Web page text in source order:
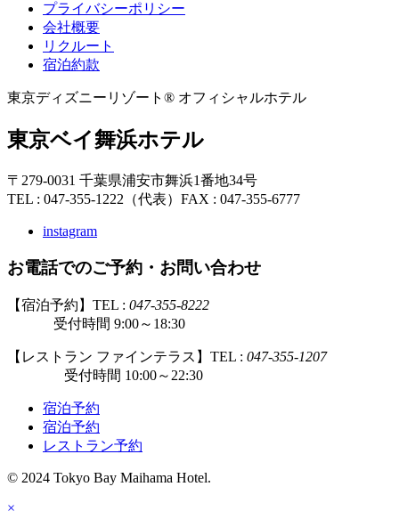
プライバシーポリシー
会社概要
リクルート
宿泊約款
東京ディズニーリゾート® オフィシャルホテル
東京ベイ舞浜ホテル
〒279-0031 千葉県浦安市舞浜1番地34号
TEL : 047-355-1222（代表） FAX : 047-355-6777
instagram
お電話でのご予約・お問い合わせ
【宿泊予約】TEL : 047-355-8222
受付時間 9:00～18:30
【レストラン ファインテラス】TEL : 047-355-1207
受付時間 10:00～22:30
宿泊予約
宿泊予約
レストラン予約
© 2024 Tokyo Bay Maihama Hotel.
×